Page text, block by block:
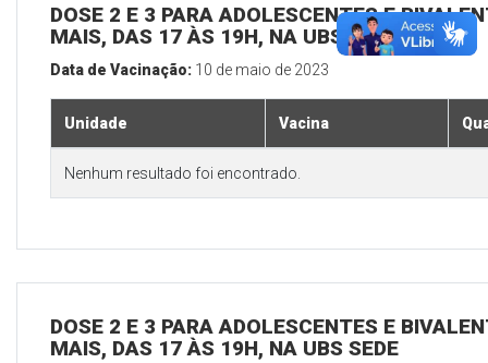
DOSE 2 E 3 PARA ADOLESCENTES E
MAIS, DAS 17 ÀS 19H, NA UBS SEDE
Data de Vacinação: 10 de maio de 2023
Unidade Vacina
Nenhum resultado foi encontrado.
DOSE 2 E 3 PARA ADOLESCENTES E
MAIS, DAS 17 ÀS 19H, NA UBS SEDE